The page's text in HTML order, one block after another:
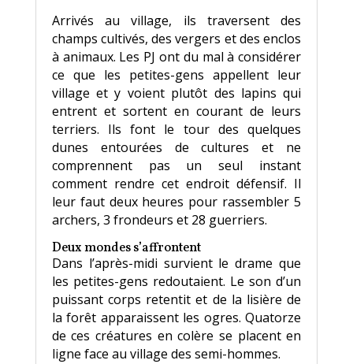
Arrivés au village, ils traversent des
champs cultivés, des vergers et des enclos
à animaux. Les PJ ont du mal à considérer
ce que les petites-gens appellent leur
village et y voient plutôt des lapins qui
entrent et sortent en courant de leurs
terriers. Ils font le tour des quelques
dunes entourées de cultures et ne
comprennent pas un seul instant
comment rendre cet endroit défensif. Il
leur faut deux heures pour rassembler 5
archers, 3 frondeurs et 28 guerriers.
Deux mondes s’affrontent
Dans l’après-midi survient le drame que
les petites-gens redoutaient. Le son d’un
puissant corps retentit et de la lisière de
la forêt apparaissent les ogres. Quatorze
de ces créatures en colère se placent en
ligne face au village des semi-hommes.